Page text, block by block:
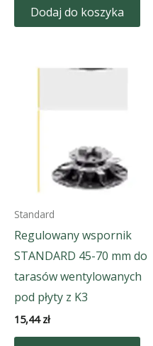
Dodaj do koszyka
Standard
Regulowany wspornik
STANDARD 45-70 mm do
tarasów wentylowanych
pod płyty z K3
15,44zł